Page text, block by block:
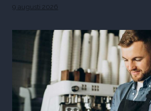
9 augusti 2026